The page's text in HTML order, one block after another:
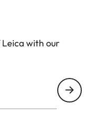
with our